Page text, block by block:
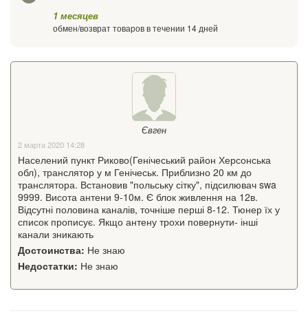
1 месяцев
обмен/возврат товаров в течении 14 дней
Євген
2 марта 2020 14:28
Населений пункт Риково(Генічеський район Херсонська
обл), транслятор у м Генічеськ. Приблизно 20 км до
транслятора. Встановив "польську сітку", підсилювач swa
9999. Висота антени 9-10м. Є блок живлення на 12в.
Відсутні половина каналів, точніше перші 8-12. Тюнер їх у
список прописує. Якщо антену трохи повернути- інші
канали зникають
Достоинства: Не знаю
Недостатки: Не знаю